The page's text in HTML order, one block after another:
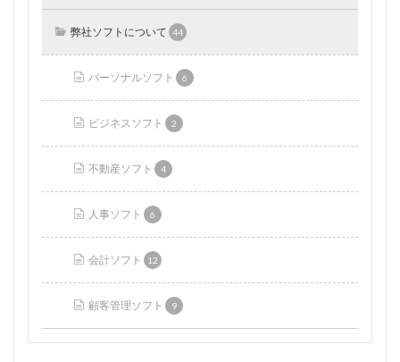
弊社ソフトについて 44
パーソナルソフト 6
ビジネスソフト 2
不動産ソフト 4
人事ソフト 6
会計ソフト 12
顧客管理ソフト 9